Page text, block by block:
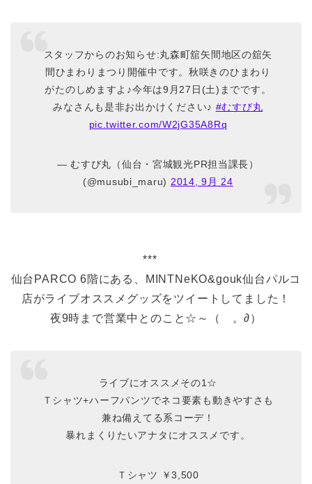
スタッフからのお知らせ:丸森町舘矢間地区の舘矢
間ひまわりまつり開催中です。秋咲きのひまわり
がたのしめますよ♪今年は9月27日(土)までです。
みなさんも是非お出かけください♪ #むすび丸
pic.twitter.com/W2jG35A8Rq
— むすび丸（仙台・宮城観光PR担当課長）
(@musubi_maru) 2014, 9月 24
***
仙台PARCO 6階にある、MINTNeKO&gouk仙台パルコ
店がライブオススメグッズをツイートしてました！
夜9時まで営業中とのこと☆～（ゝ。∂）
ライブにオススメその1☆
Ｔシャツ+ハーフパンツでネコ要素も動きやすさも
兼ね備えてる系コーデ！
暴れまくりたいアナタにオススメです。
Ｔシャツ ￥3,500